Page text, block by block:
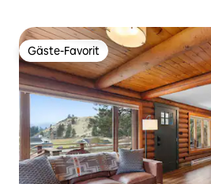
Gäste-Favorit
Gäste-Favorit